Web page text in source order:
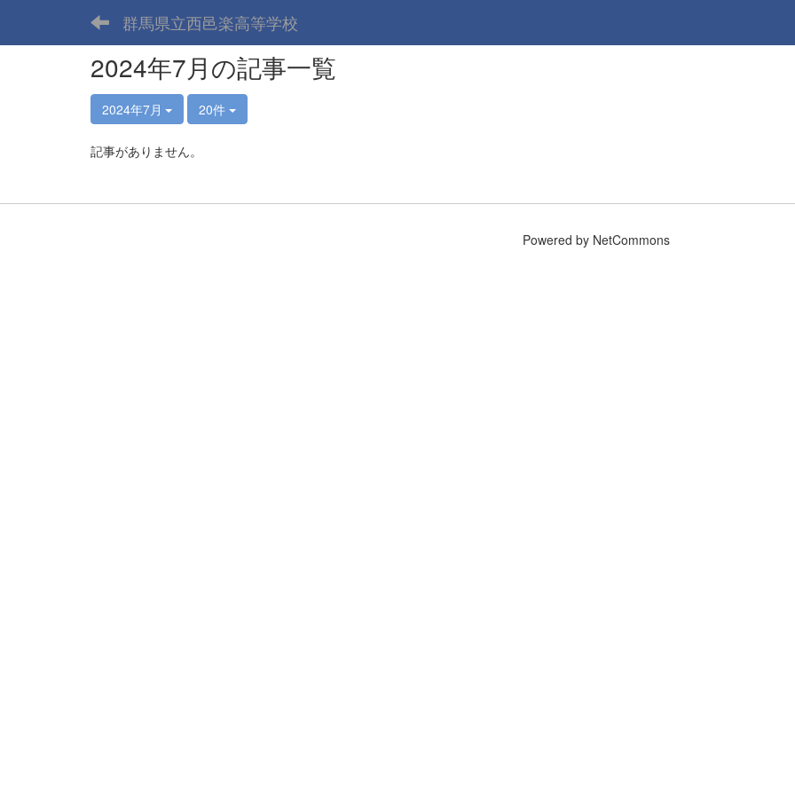
群馬県立西邑楽高等学校
2024年7月の記事一覧
2024年7月 20件
記事がありません。
Powered by NetCommons